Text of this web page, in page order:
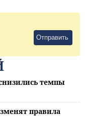
Отправить
темпы
правила